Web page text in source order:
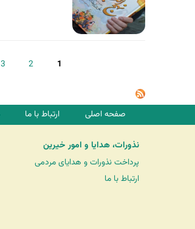
ح
ه‌
ه
1
2
3
صفحه اصلی ارتباط با ما
نذورات، هدایا و امور خیرین
پرداخت نذورات و هدایای مردمی
ارتباط با ما